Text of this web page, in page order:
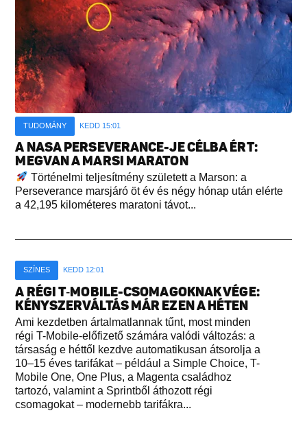
TUDOMÁNY KEDD 15:01
A NASA PERSEVERANCE-JE CÉLBA ÉRT:
MEGVAN A MARSI MARATON
Történelmi teljesítmény született a Marson: a
Perseverance marsjáró öt év és négy hónap után elérte
a 42,195 kilométeres maratoni távot...
SZÍNES KEDD 12:01
A RÉGI T‑MOBILE-CSOMAGOKNAK VÉGE:
KÉNYSZERVÁLTÁS MÁR EZEN A HÉTEN
Ami kezdetben ártalmatlannak tűnt, most minden
régi T-Mobile-előfizető számára valódi változás: a
társaság e héttől kezdve automatikusan átsorolja a
10–15 éves tarifákat – például a Simple Choice, T-
Mobile One, One Plus, a Magenta családhoz
tartozó, valamint a Sprintből áthozott régi
csomagokat – modernebb tarifákra...